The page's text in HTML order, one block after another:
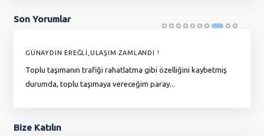
Son Yorumlar
GÜNAYDIN EREĞLİ,ULAŞIM ZAMLANDI !
Toplu taşımanın trafiği rahatlatma gibi özelliğini kaybetmiş
durumda, toplu taşımaya vereceğim paray...
Bize Katılın